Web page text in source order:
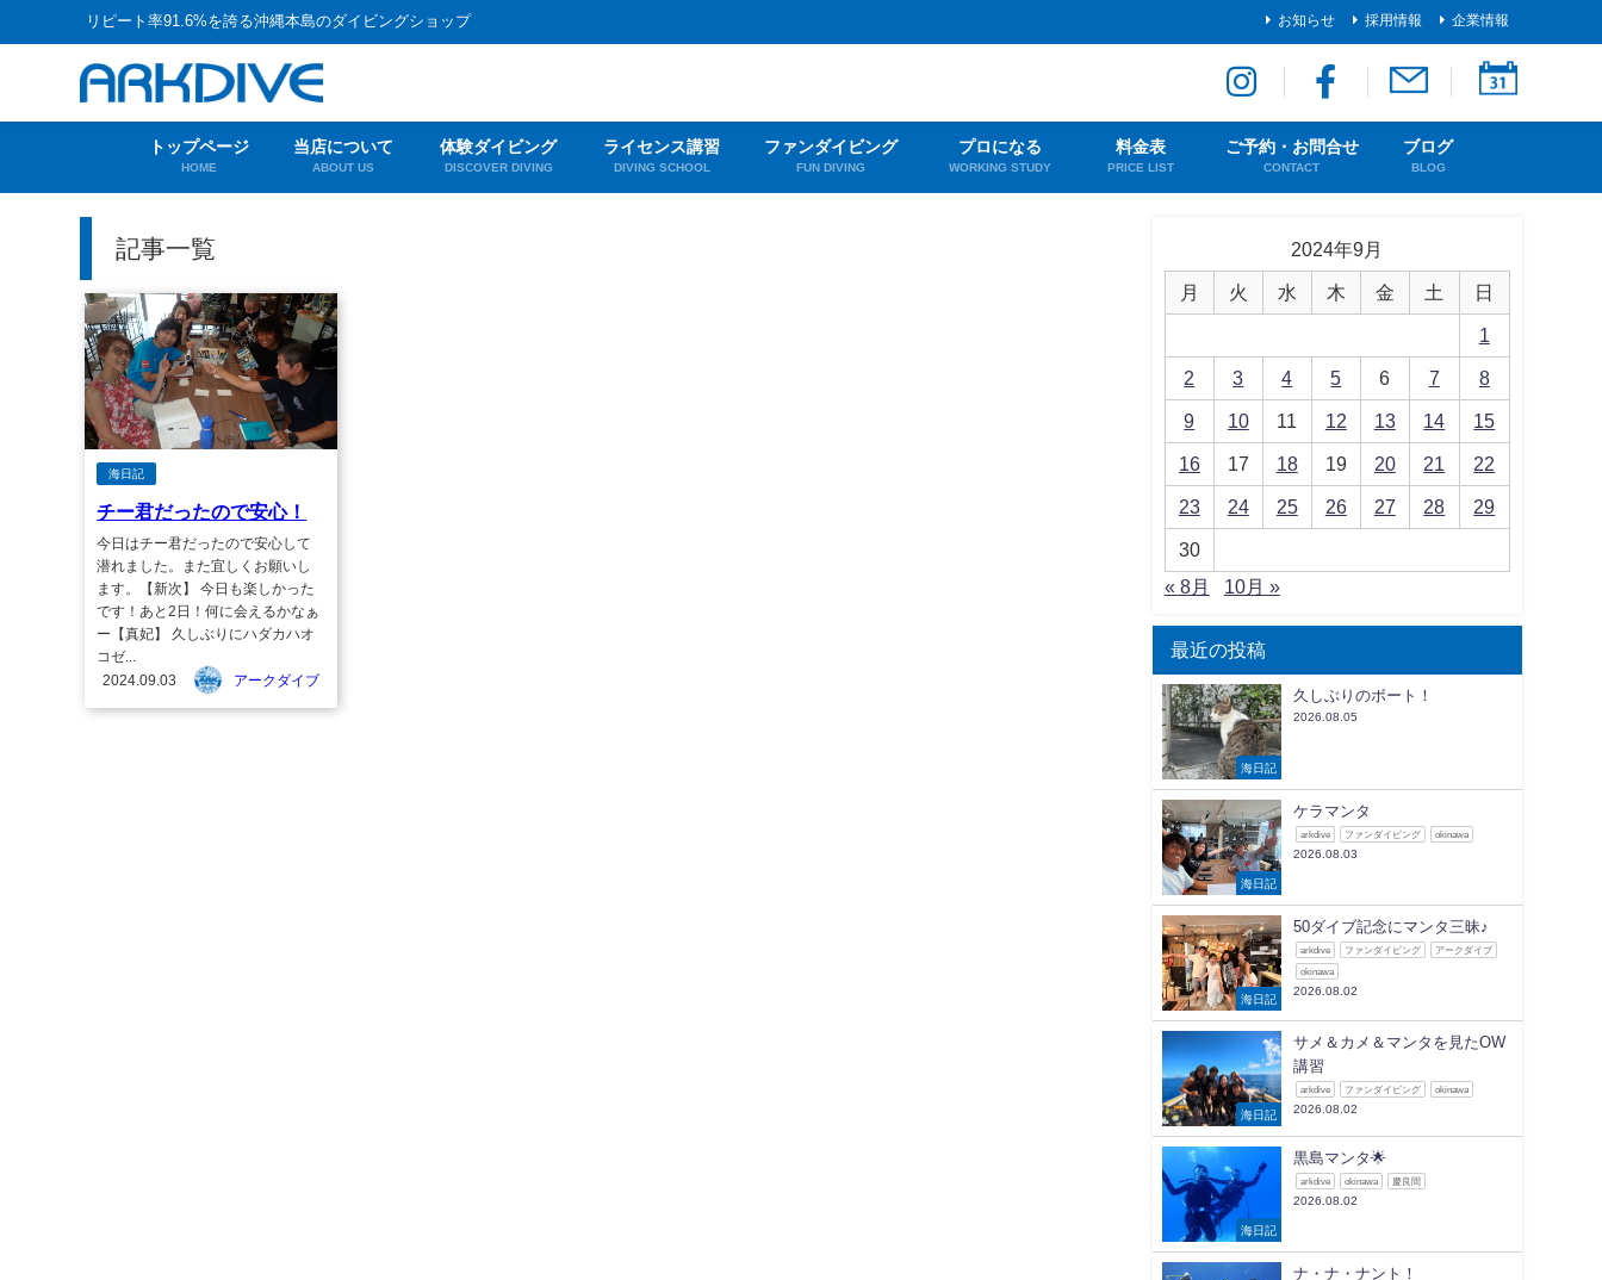
リピート率91.6%を誇る沖縄本島のダイビングショップ お知らせ 採用情報 企業情報
トップページ
HOME
当店について
ABOUT US
体験ダイビング
DISCOVER DIVING
ライセンス講習
DIVING SCHOOL
ファンダイビング
FUN DIVING
プロになる
WORKING STUDY
料金表
PRICE LIST
ご予約・お問合せ
CONTACT
ブログ
BLOG
記事一覧
海日記
チー君だったので安心！
今日はチー君だったので安心して
潜れました。また宜しくお願いし
ます。【新次】 今日も楽しかった
です！あと2日！何に会えるかなぁ
ー【真妃】 久しぶりにハダカハオ
コゼ...
2024.09.03
アークダイブ
2024年9月
月 火 水 木 金 土 日
1
2 3 4 5 6 7 8
9 10 11 12 13 14 15
16 17 18 19 20 21 22
23 24 25 26 27 28 29
30
« 8月
10月 »
最近の投稿
海日記
久しぶりのボート！
2026.08.05
海日記
ケラマンタ
arkdive ファンダイビング okinawa
2026.08.03
海日記
50ダイブ記念にマンタ三昧♪
arkdive ファンダイビング アークダイブ
okinawa
2026.08.02
海日記
サメ＆カメ＆マンタを見たOW
講習
arkdive ファンダイビング okinawa
2026.08.02
海日記
黒島マンタ🌟
arkdive okinawa 慶良間
2026.08.02
ナ・ナ・ナント！